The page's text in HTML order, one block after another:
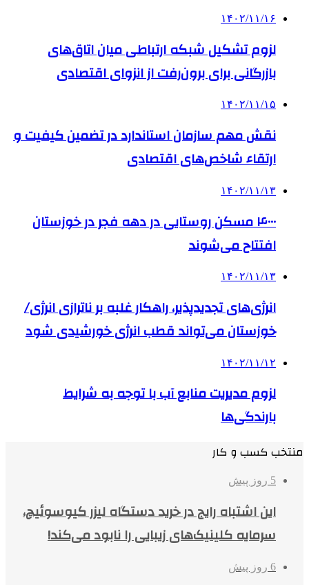
۱۴۰۲/۱۱/۱۶
لزوم تشکیل شبکه ارتباطی میان اتاق‌های
بازرگانی برای برون‌رفت از انزوای اقتصادی
۱۴۰۲/۱۱/۱۵
نقش مهم سازمان استاندارد در تضمین کیفیت و
ارتقاء شاخص‌های اقتصادی
۱۴۰۲/۱۱/۱۳
۴۰۰۰ مسکن روستایی در دهه فجر در خوزستان
افتتاح می‌شوند
۱۴۰۲/۱۱/۱۳
انرژی‌های تجدیدپذیر، راهکار غلبه بر ناترازی‌ انرژی/
خوزستان می‌تواند قطب انرژی خورشیدی شود
۱۴۰۲/۱۱/۱۲
لزوم مدیریت منابع آب با توجه به شرایط
بارندگی‌ها
منتخب کسب و کار
5 روز پیش
این اشتباه رایج در خرید دستگاه لیزر کیوسوئیچ،
سرمایه کلینیک‌های زیبایی را نابود می‌کند!
6 روز پیش